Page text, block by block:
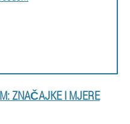
ZNAČAJKE I MJERE